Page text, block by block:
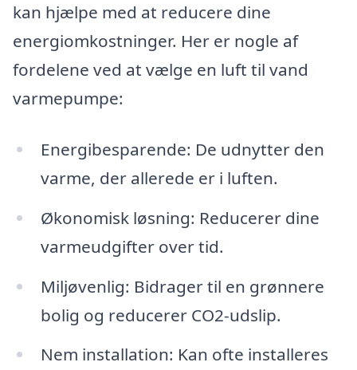
kan hjælpe med at reducere dine
energiomkostninger. Her er nogle af
fordelene ved at vælge en luft til vand
varmepumpe:
Energibesparende: De udnytter den
varme, der allerede er i luften.
Økonomisk løsning: Reducerer dine
varmeudgifter over tid.
Miljøvenlig: Bidrager til en grønnere
bolig og reducerer CO2-udslip.
Nem installation: Kan ofte installeres